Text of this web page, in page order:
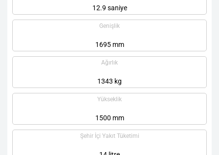
12.9 saniye
Genişlik
1695 mm
Ağırlık
1343 kg
Yükseklik
1500 mm
Şehir İçi Yakıt Tüketimi